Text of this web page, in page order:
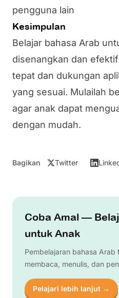
pengguna lain
Kesimpulan
Belajar bahasa Arab
disenangkan dan
tepat dan dukungan
yang sesuai. Mulailah
agar anak dapat
dengan mudah.
Bagikan Twitter
Coba Amal —
untuk Anak
Pembelajaran bahasa
membaca, menulis, dan
Pelajari lebih lanjut →